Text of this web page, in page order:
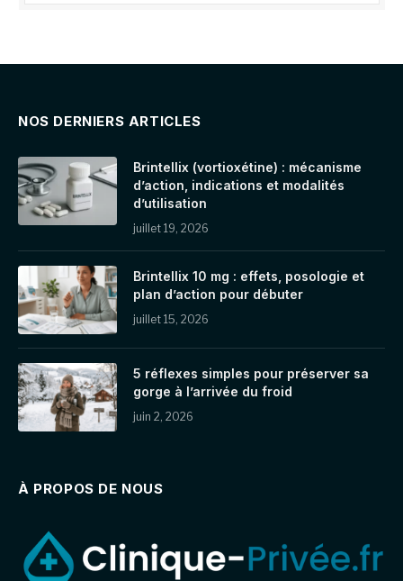
NOS DERNIERS ARTICLES
Brintellix (vortioxétine) : mécanisme
d’action, indications et modalités
d’utilisation
juillet 19, 2026
Brintellix 10 mg : effets, posologie et
plan d’action pour débuter
juillet 15, 2026
5 réflexes simples pour préserver sa
gorge à l’arrivée du froid
juin 2, 2026
À PROPOS DE NOUS